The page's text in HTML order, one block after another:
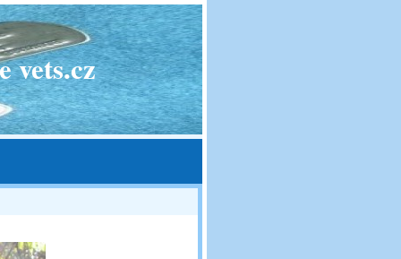
vets.cz